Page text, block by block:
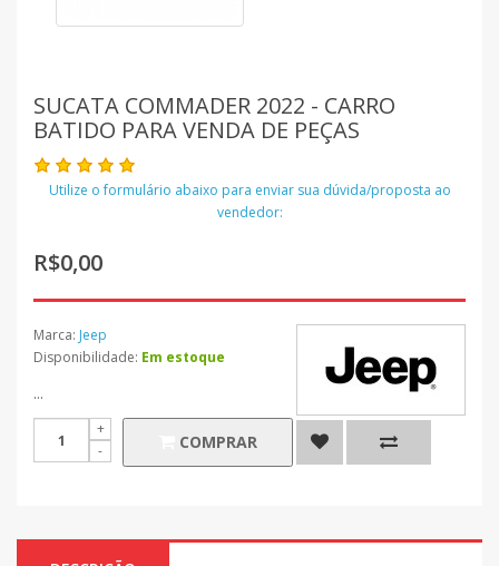
SUCATA COMMADER 2022 - CARRO
BATIDO PARA VENDA DE PEÇAS
Utilize o formulário abaixo para enviar sua dúvida/proposta ao
vendedor:
R$0,00
Marca: Jeep
Disponibilidade: Em estoque
...
COMPRAR